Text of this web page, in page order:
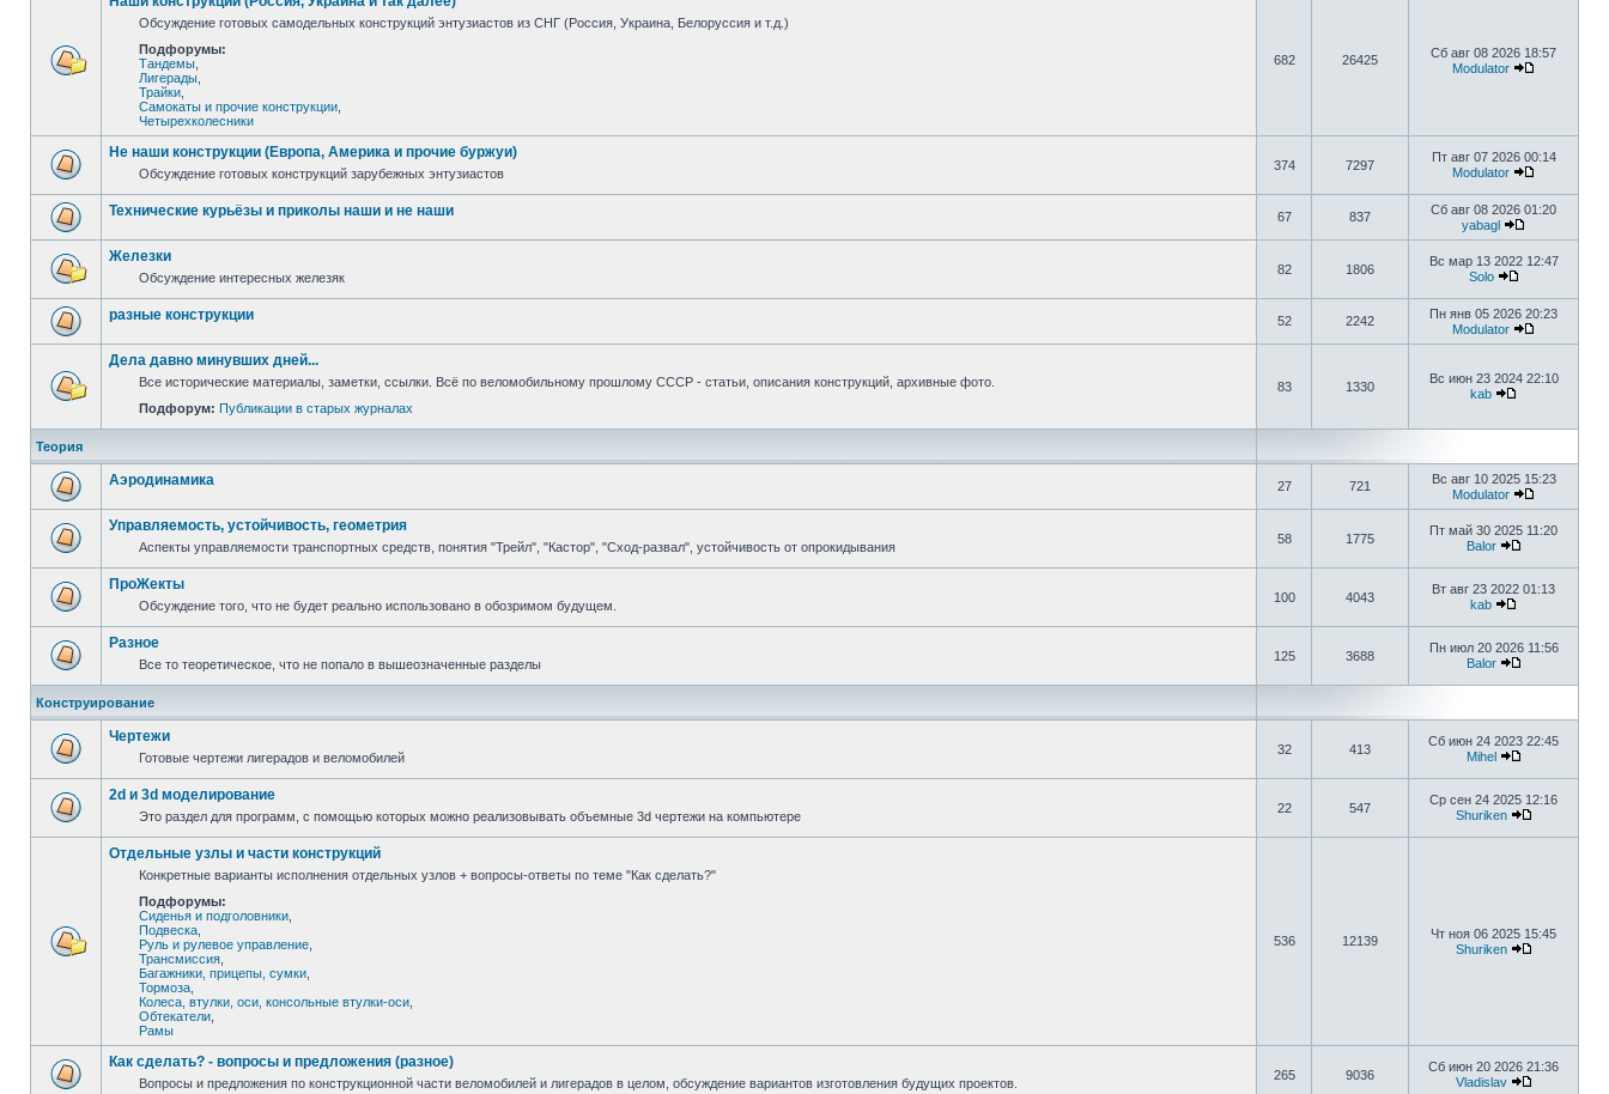
Обсуждение готовых самодельных конструкций энтузиастов из СНГ (Россия, Украина, Белоруссия и т.д.)
Подфорумы:
Тандемы
Лигерады
Трайки
Самокаты и прочие конструкции
Четырехколесники
682 26425
Сб авг 08 2026 18:57
Modulator
Не наши конструкции (Европа, Америка и прочие буржуи)
Обсуждение готовых конструкций зарубежных энтузиастов
374 7297
Пт авг 07 2026 00:14
Modulator
Технические курьёзы и приколы наши и не наши 67 837
Сб авг 08 2026 01:20
yabagl
Железки
Обсуждение интересных железяк
82 1806
Вс мар 13 2022 12:47
Solo
разные конструкции 52 2242
Пн янв 05 2026 20:23
Modulator
Дела давно минувших дней...
Все исторические материалы, заметки, ссылки. Всё по веломобильному прошлому СССР - статьи, описания конструкций, архивные фото.
Подфорум: Публикации в старых журналах
83 1330
Вс июн 23 2024 22:10
kab
Теория
Аэродинамика 27 721
Вс авг 10 2025 15:23
Modulator
Управляемость, устойчивость, геометрия
Аспекты управляемости транспортных средств, понятия "Трейл", "Кастор", "Сход-развал", устойчивость от опрокидывания
58 1775
Пт май 30 2025 11:20
Balor
ПроЖекты
Обсуждение того, что не будет реально использовано в обозримом будущем.
100 4043
Вт авг 23 2022 01:13
kab
Разное
Все то теоретическое, что не попало в вышеозначенные разделы
125 3688
Пн июл 20 2026 11:56
Balor
Конструирование
Чертежи
Готовые чертежи лигерадов и веломобилей
32 413
Сб июн 24 2023 22:45
Mihel
2d и 3d моделирование
Это раздел для программ, с помощью которых можно реализовывать объемные 3d чертежи на компьютере
22 547
Ср сен 24 2025 12:16
Shuriken
Отдельные узлы и части конструкций
Конкретные варианты исполнения отдельных узлов + вопросы-ответы по теме "Как сделать?"
Подфорумы:
Сиденья и подголовники
Подвеска
Руль и рулевое управление
Трансмиссия
Багажники, прицепы, сумки
Тормоза
Колеса, втулки, оси, консольные втулки-оси
Обтекатели
Рамы
536 12139
Чт ноя 06 2025 15:45
Shuriken
Как сделать? - вопросы и предложения (разное)
Вопросы и предложения по конструкционной части веломобилей и лигерадов в целом, обсуждение вариантов изготовления будущих проектов.
265 9036
Сб июн 20 2026 21:36
Vladislav